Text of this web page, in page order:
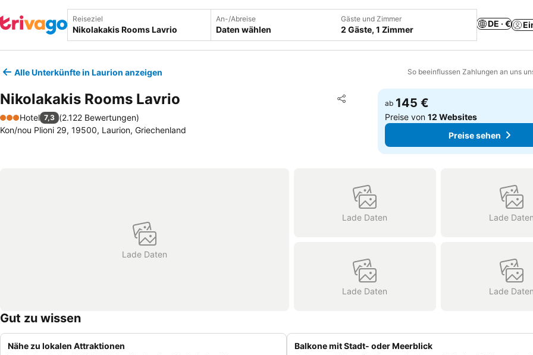
Reiseziel An-/Abreise
Daten wählen
Gäste und Zimmer
2 Gäste, 1 Zimmer
DE · €
Alle Unterkünfte in Laurion anzeigen So beeinflussen Zahlungen an uns
Nikolakakis Rooms Lavrio Teilen
Zu Favoriten hinzufügen
3 Sterne
Hotel 7,3 (2.122 Bewertungen)
Kon/nou Plioni 29, 19500, Laurion, Griechenland
ab 145 €
Preise von12 Websites
Preise sehen
Lade Daten
Lade Daten Lade Daten
Lade Daten Lade Daten
Gut zu wissen
Nähe zu lokalen Attraktionen
Balkone mit Stadt- oder Meerblick